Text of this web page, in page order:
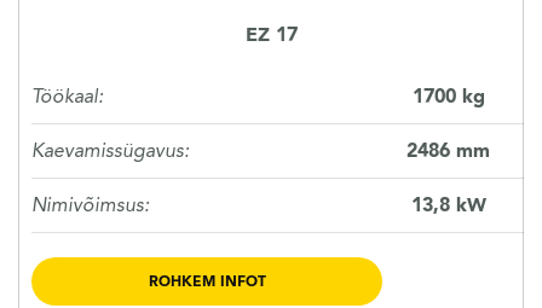
EZ 17
Töökaal: 1700 kg
Kaevamissügavus: 2486 mm
Nimivõimsus: 13,8 kW
ROHKEM INFOT